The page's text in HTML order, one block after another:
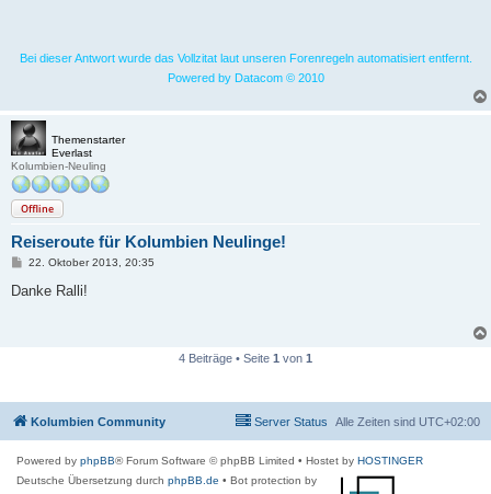
Bei dieser Antwort wurde das Vollzitat laut unseren Forenregeln automatisiert entfernt.
Powered by Datacom © 2010
Themenstarter
Everlast
Kolumbien-Neuling
Offline
Reiseroute für Kolumbien Neulinge!
B
i
22. Oktober 2013, 20:35
Danke Ralli!
4 Beiträge • Seite 1 von 1
Kolumbien Community Alle Zeiten sind UTC+02:00
Server Status
Powered by phpBB® Forum Software © phpBB Limited • Hostet by HOSTINGER
Deutsche Übersetzung durch phpBB.de • Bot protection by